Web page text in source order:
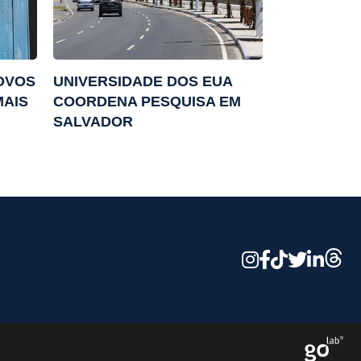
UNIVERSIDADE DOS EUA
COORDENA PESQUISA EM
SALVADOR